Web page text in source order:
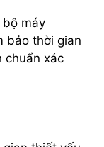
bộ máy
bảo thời gian
chuẩn xác